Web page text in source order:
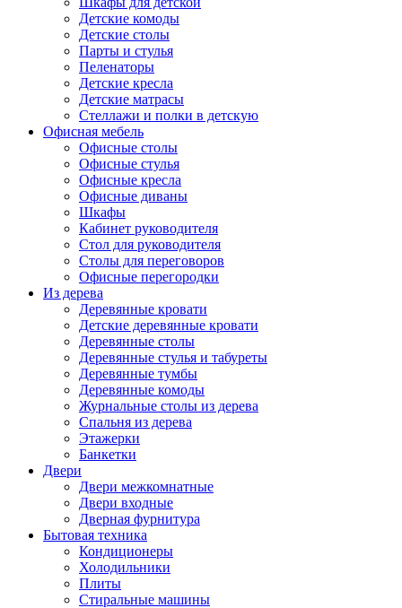
Детские комоды
Детские столы
Парты и стулья
Пеленаторы
Детские кресла
Детские матрасы
Стеллажи и полки в детскую
Офисная мебель
Офисные столы
Офисные стулья
Офисные кресла
Офисные диваны
Шкафы
Кабинет руководителя
Стол для руководителя
Столы для переговоров
Офисные перегородки
Из дерева
Деревянные кровати
Детские деревянные кровати
Деревянные столы
Деревянные стулья и табуреты
Деревянные тумбы
Деревянные комоды
Журнальные столы из дерева
Спальня из дерева
Этажерки
Банкетки
Двери
Двери межкомнатные
Двери входные
Дверная фурнитура
Бытовая техника
Кондиционеры
Холодильники
Плиты
Стиральные машины